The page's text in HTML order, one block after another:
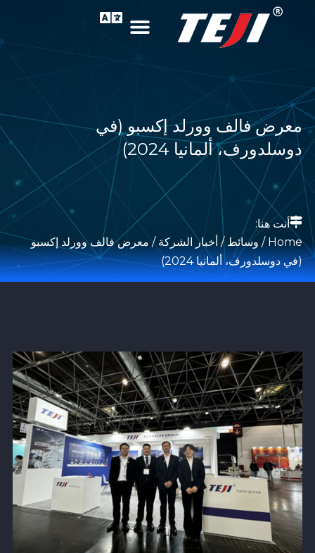
معرض فالف وورلد إكسبو (في
دوسلدورف، ألمانيا 2024)
أنت هنا:
Home
/ وسائط / أخبار الشركة / معرض فالف وورلد إكسبو
(في دوسلدورف، ألمانيا 2024)